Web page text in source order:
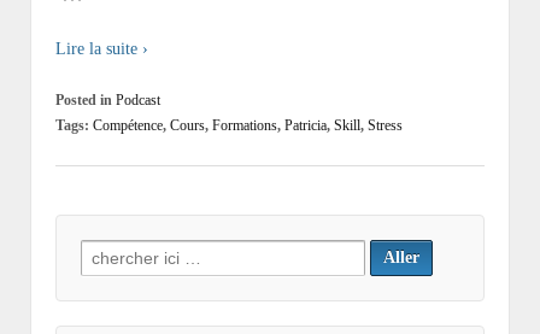
Lire la suite ›
Posted in Podcast
Tags: Compétence, Cours, Formations, Patricia, Skill, Stress
Search
for: